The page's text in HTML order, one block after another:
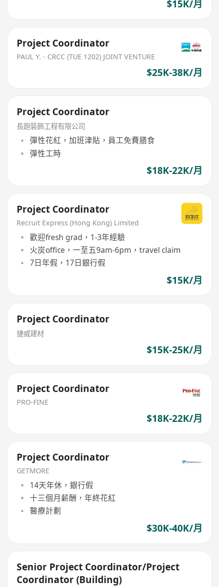
$15K/月
Project Coordinator
PAUL Y. - CRCC (TUE 1202) JOINT VENTURE
$25K-38K/月
Project Coordinator
長跑裝飾工程有限公司
彈性花紅，加班津貼，員工免費膳食
彈性工時
$18K-22K/月
Project Coordinator
Recruit Express (Hong Kong) Limited
歡迎fresh grad，1-3年經驗
火炭office，一至五9am-6pm，travel claim
7日年假，17日銀行假
$15K/月
Project Coordinator
捷威建材
$15K-25K/月
Project Coordinator
PRO-FINE
$18K-22K/月
Project Coordinator
GETMORE
14天年休，銀行假
十三個月薪酬，年終花紅
醫療計劃
$30K-40K/月
Senior Project Coordinator/Project
Coordinator (Building)